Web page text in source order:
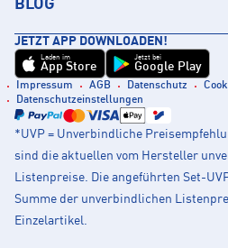
BLOG
JETZT APP DOWNLOADEN!
Laden im
App Store
Jetzt bei
Google Play
Impressum AGB Datenschutz
Datenschutzeinstellungen
*UVP = Unverbindliche
sind die aktuellen vom Hersteller
Listenpreise. Die angeführten Set-
Summe der unverbindlichen
Einzelartikel.